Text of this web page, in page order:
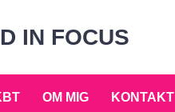
IN FOCUS
OM MIG KONTAKT